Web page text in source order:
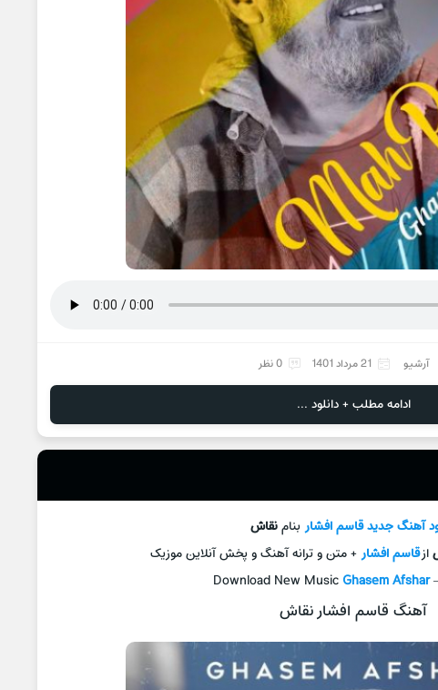
آرشیو 21 مرداد 1401 0 نظر
ادامه مطلب + دانلود ...
آهنگ جديدقاسم افشاربنامنقاش
ازقاسم افشار+ متن و ترانه آهنگ و پخش آنلاين موزيک
Download New Music Ghasem Afshar
آهنگ قاسم افشار نقاش